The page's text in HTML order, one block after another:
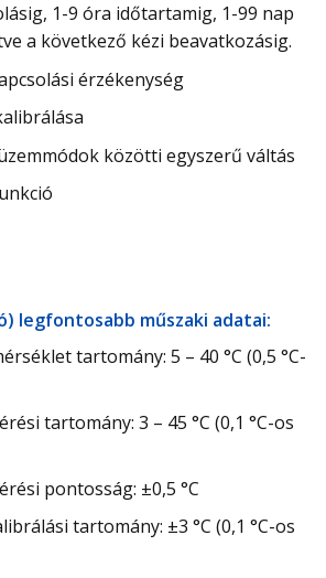
1-9 óra időtartamig, 1-99 nap
a következő kézi beavatkozásig.
érzékenység
közötti egyszerű váltás
legfontosabb műszaki adatai:
tartomány: 5 – 40 °C (0,5 °C-
tartomány: 3 – 45 °C (0,1 °C-os
pontosság: ±0,5 °C
tartomány: ±3 °C (0,1 °C-os